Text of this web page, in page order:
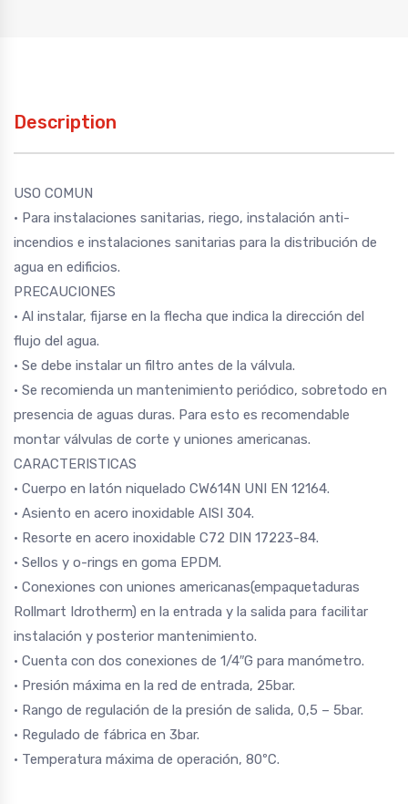
Description
USO COMUN
• Para instalaciones sanitarias, riego, instalación anti-
incendios e instalaciones sanitarias para la distribución de
agua en edificios.
PRECAUCIONES
• Al instalar, fijarse en la flecha que indica la dirección del
flujo del agua.
• Se debe instalar un filtro antes de la válvula.
• Se recomienda un mantenimiento periódico, sobretodo en
presencia de aguas duras. Para esto es recomendable
montar válvulas de corte y uniones americanas.
CARACTERISTICAS
• Cuerpo en latón niquelado CW614N UNI EN 12164.
• Asiento en acero inoxidable AISI 304.
• Resorte en acero inoxidable C72 DIN 17223-84.
• Sellos y o-rings en goma EPDM.
• Conexiones con uniones americanas(empaquetaduras
Rollmart Idrotherm) en la entrada y la salida para facilitar
instalación y posterior mantenimiento.
• Cuenta con dos conexiones de 1/4″G para manómetro.
• Presión máxima en la red de entrada, 25bar.
• Rango de regulación de la presión de salida, 0,5 – 5bar.
• Regulado de fábrica en 3bar.
• Temperatura máxima de operación, 80ºC.